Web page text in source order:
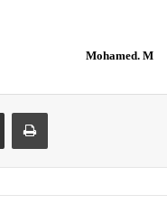
Mohamed. M
Partager par email Imprimer